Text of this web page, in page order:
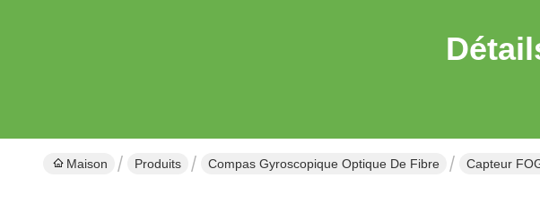
Maison Produits Compas Gyroscopique Optique De Fibre Capteur